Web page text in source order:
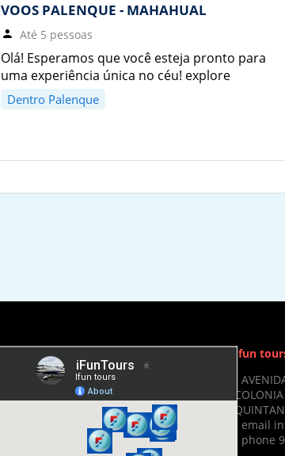
VOOS PALENQUE - MAHAHUAL
Até 5 pessoas
Olá! Esperamos que você esteja pronto para
uma experiência única no céu! explore
Dentro Palenque
Ifun
-
- email
- phone